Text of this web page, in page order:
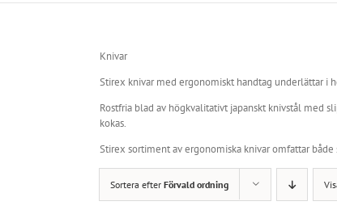
Knivar
Stirex knivar med ergonomiskt handtag underlättar i
Rostfria blad av högkvalitativt japanskt knivstål med
kokas.
Stirex sortiment av ergonomiska knivar omfattar
Sortera efter Förvald ordning